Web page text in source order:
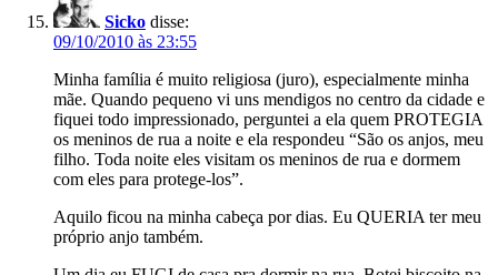
Sicko disse:
09/10/2010 às 23:55
Minha família é muito religiosa (juro), especialmente minha
mãe. Quando pequeno vi uns mendigos no centro da cidade e
fiquei todo impressionado, perguntei a ela quem PROTEGIA
os meninos de rua a noite e ela respondeu “São os anjos, meu
filho. Toda noite eles visitam os meninos de rua e dormem
com eles para protege-los”.
Aquilo ficou na minha cabeça por dias. Eu QUERIA ter meu
próprio anjo também.